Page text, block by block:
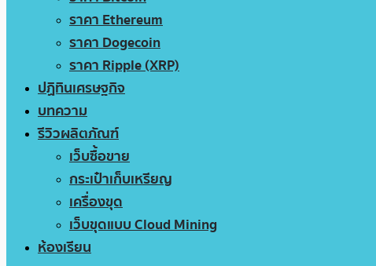
ราคา Ethereum
ราคา Dogecoin
ราคา Ripple (XRP)
ปฏิทินเศรษฐกิจ
บทความ
รีวิวผลิตภัณฑ์
เว็บซื้อขาย
กระเป๋าเก็บเหรียญ
เครื่องขุด
เว็บขุดแบบ Cloud Mining
ห้องเรียน